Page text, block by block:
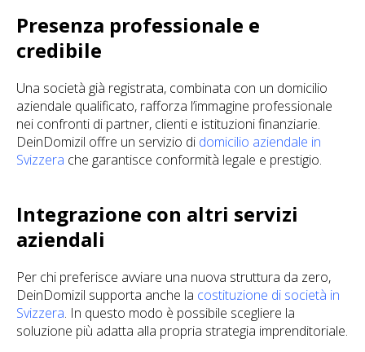
Presenza professionale e
credibile
Una società già registrata, combinata con un domicilio
aziendale qualificato, rafforza l’immagine professionale
nei confronti di partner, clienti e istituzioni finanziarie.
DeinDomizil offre un servizio di domicilio aziendale in
Svizzera che garantisce conformità legale e prestigio.
Integrazione con altri servizi
aziendali
Per chi preferisce avviare una nuova struttura da zero,
DeinDomizil supporta anche la costituzione di società in
Svizzera. In questo modo è possibile scegliere la
soluzione più adatta alla propria strategia imprenditoriale.